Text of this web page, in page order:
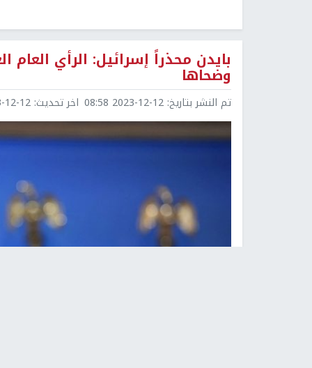
بايدن محذراً إسرائيل: الرأي
وضحاها
تم النشر بتاريخ: 2023-12-12 08:58 اخر تحديث: 12 09:17